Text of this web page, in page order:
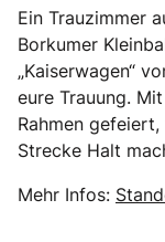
Ein Trauzimmer
Borkumer
„Kaiserwagen“
eure Trauung.
Rahmen
Strecke Halt
Mehr Infos: